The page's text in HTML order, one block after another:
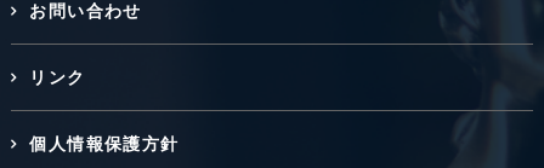
お問い合わせ
リンク
個人情報保護方針